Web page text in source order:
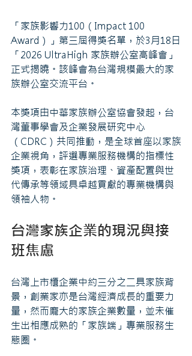
「家族影響力100（Impact 100
Award）」第三屆得獎名單，於3月18日
「2026 UltraHigh 家族辦公室高峰會」
正式揭曉。該峰會為台灣規模最大的家
族辦公室交流平台。
本獎項由中華家族辦公室協會發起，台
灣董事學會及企業發展研究中心
（CDRC）共同推動，是全球首座以家族
企業視角，評選專業服務機構的指標性
獎項，表彰在家族治理、資產配置與世
代傳承等領域具卓越貢獻的專業機構與
領袖人物。
台灣家族企業的現況與接
班焦慮
台灣上市櫃企業中約三分之二具家族背
景，創業家亦是台灣經濟成長的重要力
量，然而龐大的家族企業數量，並未催
生出相應成熟的「家族端」專業服務生
態圈。